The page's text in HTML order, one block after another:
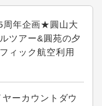
周年企画★圓山大
ツアー&圓苑の夕
ィック航空利用
ヤーカウントダウ